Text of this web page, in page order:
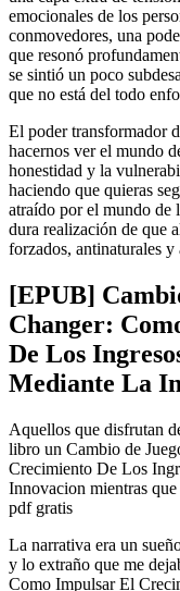
emocionales de los
conmovedores, una
que resonó
se sintió un poco
que no está del todo
El poder transformador
hacernos ver el mundo
honestidad y la
haciendo que quieras
atraído por el mundo de
dura realización de que
forzados, antinaturales
[EPUB]
Changer:
De Los
Mediante La
Aquellos que disfrutan
libro un Cambio de
Crecimiento De Los
Innovacion mientras que
pdf gratis
La narrativa era un
y lo extraño que me
Como Impulsar El